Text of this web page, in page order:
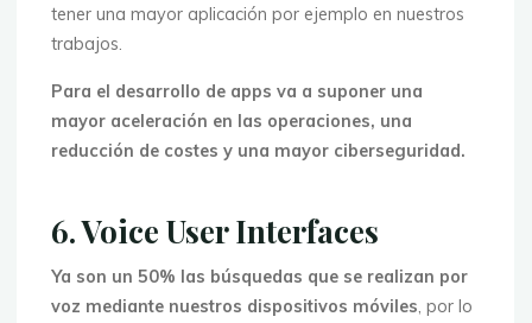
tener una mayor aplicación por ejemplo en nuestros
trabajos.
Para el desarrollo de apps va a suponer una
mayor aceleración en las operaciones, una
reducción de costes y una mayor ciberseguridad.
6. Voice User Interfaces
Ya son un 50% las búsquedas que se realizan por
voz mediante nuestros dispositivos móviles, por lo